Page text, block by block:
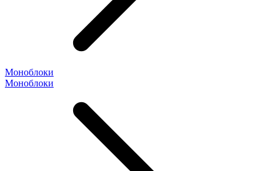
Моноблоки
Моноблоки